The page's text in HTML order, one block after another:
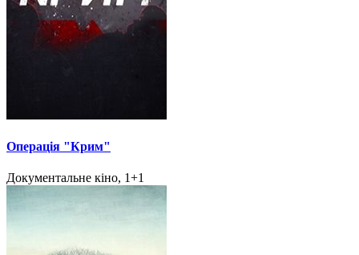
Операція "Крим"
Документальне кіно, 1+1